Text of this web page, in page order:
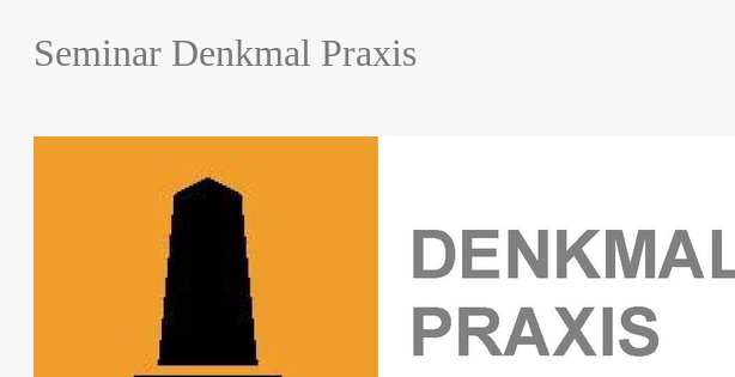
Seminar Denkmal Praxis